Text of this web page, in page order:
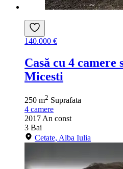
140.000 €
Casă cu 4 camere
Micesti
250 m2 Suprafata
4 camere
2017 An const
3 Bai
Cetate, Alba Iulia